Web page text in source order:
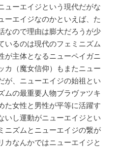
ューエイジという現代だがな
ーエイジなのかといえば、た
なので理由は膨大だろうが少
いるのは現代のフェミニズム
が主体となるニューペイガニ
カ（魔女信仰）もまたニュー
が、ニューエイジの始祖とい
ムの最重要人物ブラヴァツキ
た女性と男性が平等に活躍す
いし運動がニューエイジとい
ニズムとニューエイジの繋が
カなんかではニューエイジと